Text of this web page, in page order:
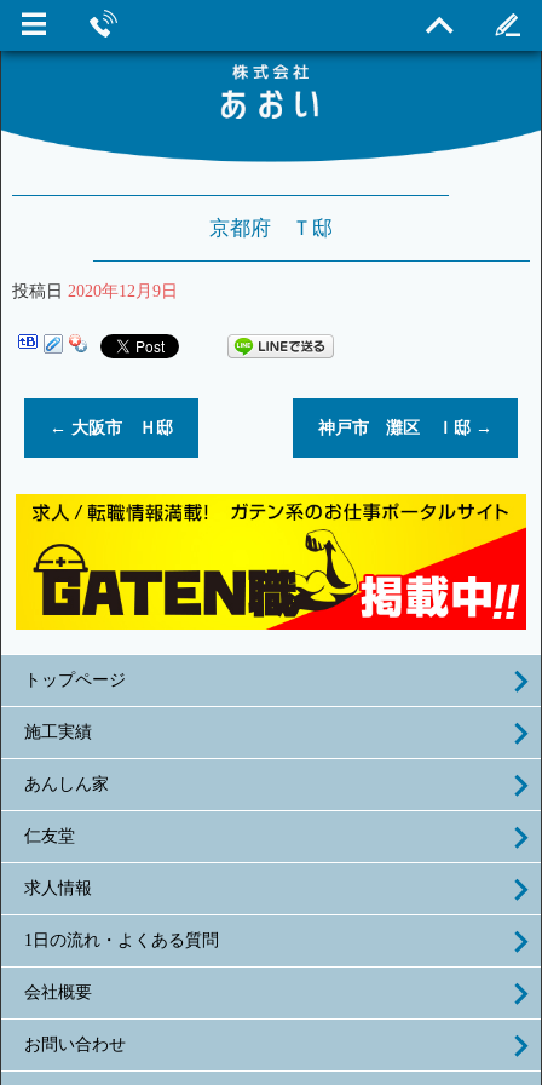
京都府 Ｔ邸
投稿日 2020年12月9日
← 大阪市 Ｈ邸 神戸市 灘区 Ｉ邸 →
トップページ
施工実績
あんしん家
仁友堂
求人情報
1日の流れ・よくある質問
会社概要
お問い合わせ